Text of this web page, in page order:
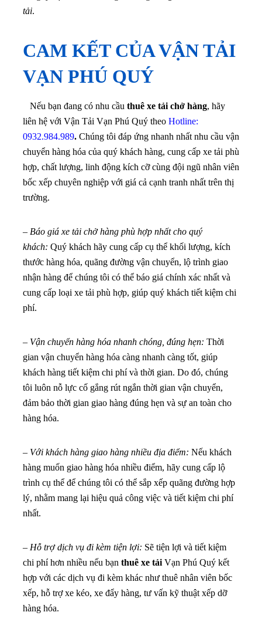
tải.
CAM KẾT CỦA VẬN TẢI
VẠN PHÚ QUÝ
Nếu bạn đang có nhu cầu thuê xe tải chở hàng, hãy
liên hệ với Vận Tải Vạn Phú Quý theo Hotline:
0932.984.989. Chúng tôi đáp ứng nhanh nhất nhu cầu vận
chuyển hàng hóa của quý khách hàng, cung cấp xe tải phù
hợp, chất lượng, linh động kích cỡ cùng đội ngũ nhân viên
bốc xếp chuyên nghiệp với giá cả cạnh tranh nhất trên thị
trường.
– Báo giá xe tải chở hàng phù hợp nhất cho quý
khách: Quý khách hãy cung cấp cụ thể khối lượng, kích
thước hàng hóa, quãng đường vận chuyển, lộ trình giao
nhận hàng để chúng tôi có thể báo giá chính xác nhất và
cung cấp loại xe tải phù hợp, giúp quý khách tiết kiệm chi
phí.
– Vận chuyển hàng hóa nhanh chóng, đúng hẹn: Thời
gian vận chuyển hàng hóa càng nhanh càng tốt, giúp
khách hàng tiết kiệm chi phí và thời gian. Do đó, chúng
tôi luôn nỗ lực cố gắng rút ngắn thời gian vận chuyển,
đảm bảo thời gian giao hàng đúng hẹn và sự an toàn cho
hàng hóa.
– Với khách hàng giao hàng nhiều địa điểm: Nếu khách
hàng muốn giao hàng hóa nhiều điểm, hãy cung cấp lộ
trình cụ thể để chúng tôi có thể sắp xếp quãng đường hợp
lý, nhằm mang lại hiệu quả công việc và tiết kiệm chi phí
nhất.
– Hỗ trợ dịch vụ đi kèm tiện lợi: Sẽ tiện lợi và tiết kiệm
chi phí hơn nhiều nếu bạn thuê xe tải Vạn Phú Quý kết
hợp với các dịch vụ đi kèm khác như thuê nhân viên bốc
xếp, hỗ trợ xe kéo, xe đẩy hàng, tư vấn kỹ thuật xếp dỡ
hàng hóa.